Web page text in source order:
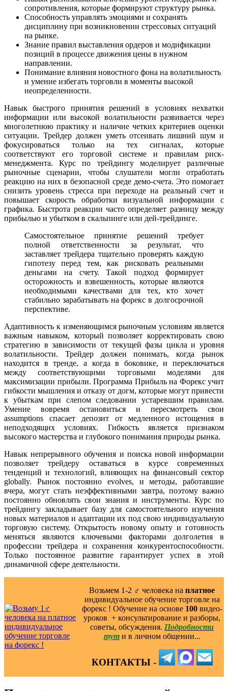
сопротивления, которые формируют структуру рынка.
Способность управлять эмоциями и сохранять
дисциплину при возникновении стрессовых ситуаций
на рынке.
Знание правил выставления ордеров и модификации
позиций в процессе движения цены в нужном
направлении.
Понимание влияния новостного фона на волатильность
и умение избегать торговли в моменты высокой
неопределенности.
Навык быстрого принятия решений в условиях нехватки
информации или высокой волатильности развивается через
многолетнюю практику и наличие четких критериев оценки
ситуации. Трейдер должен уметь отсеивать лишний шум и
фокусироваться только на тех сигналах, которые
соответствуют его торговой системе и правилам риск-
менеджмента. Курс по трейдингу моделирует различные
рыночные сценарии, чтобы слушатели могли отработать
реакцию на них в безопасной среде демо-счета. Это помогает
снизить уровень стресса при переходе на реальный счет и
повышает скорость обработки визуальной информации с
графика. Быстрота реакции часто определяет разницу между
прибылью и убытком в скальпинге или дей-трейдинге.
Самостоятельное принятие решений требует
полной ответственности за результат, что
заставляет трейдера тщательно проверять каждую
гипотезу перед тем, как рисковать реальными
деньгами на счету. Такой подход формирует
осторожность и взвешенность, которые являются
необходимыми качествами для тех, кто хочет
стабильно зарабатывать на форекс в долгосрочной
перспективе.
Адаптивность к изменяющимся рыночным условиям является
важным навыком, который позволяет корректировать свою
стратегию в зависимости от текущей фазы цикла и уровня
волатильности. Трейдер должен понимать, когда рынок
находится в тренде, а когда в боковике, и переключаться
между соответствующими торговыми моделями для
максимизации прибыли. Программа Прибыль на Форекс учит
гибкости мышления и отказу от догм, которые могут привести
к убыткам при слепом следовании устаревшим правилам.
Умение вовремя остановиться и пересмотреть свои
assumptions спасает депозит от медленного истощения в
неподходящих условиях. Гибкость является признаком
высокого мастерства и глубокого понимания природы рынка.
Навык непрерывного обучения и поиска новой информации
позволяет трейдеру оставаться в курсе современных
тенденций и технологий, влияющих на финансовый сектор
globally. Рынок постоянно evolves, и методы, работавшие
вчера, могут стать неэффективными завтра, поэтому важно
постоянно обновлять свои знания и инструменты. Курс по
трейдингу закладывает базу для самостоятельного изучения
новых материалов и адаптации их под свою индивидуальную
торговую систему. Открытость новому опыту и готовность
меняться являются ключевыми факторами долголетия в
профессии трейдера и сохранения конкурентоспособности.
Только постоянное развитие гарантирует успех в этой
динамичной сфере деятельности.
Возьмем 1-2 ‍♂️ человека на платное
индивидуальное обучение торговле на
форекс ! Обучение на основе 100видео-
уроков ️ + консультирование и разборы,
советы, обсуждения. Подробности
тут и в личном общении...
КОНТАКТЫ -